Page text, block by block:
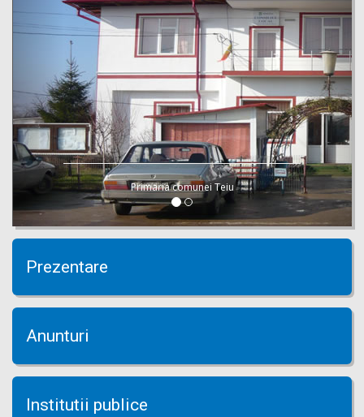
Primaria comunei Teiu
Prezentare
Anunturi
Institutii publice